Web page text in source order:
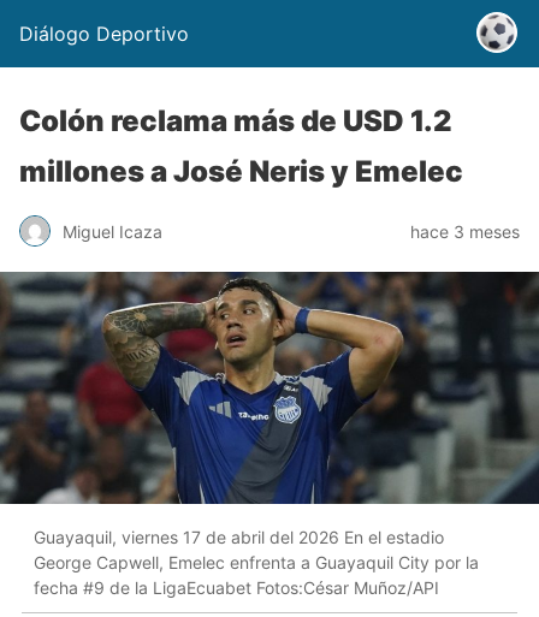
Diálogo Deportivo
Colón reclama más de USD 1.2
millones a José Neris y Emelec
Miguel Icaza hace 3 meses
Guayaquil, viernes 17 de abril del 2026 En el estadio
George Capwell, Emelec enfrenta a Guayaquil City por la
fecha #9 de la LigaEcuabet Fotos:César Muñoz/API